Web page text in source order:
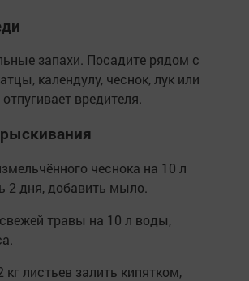
запахи. Посадите рядом с
календулу, чеснок, лук или
вредителя.
чеснока на 10 л
2 дня, добавить мыло.
травы на 10 л воды,
кг листьев залить кипятком,